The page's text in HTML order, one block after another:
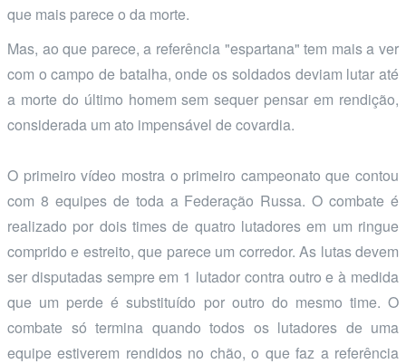
que mais parece o da morte.
Mas, ao que parece, a referência "espartana" tem mais a ver
com o campo de batalha, onde os soldados deviam lutar até
a morte do último homem sem sequer pensar em rendição,
considerada um ato impensável de covardia.
O primeiro vídeo mostra o primeiro campeonato que contou
com 8 equipes de toda a Federação Russa. O combate é
realizado por dois times de quatro lutadores em um ringue
comprido e estreito, que parece um corredor. As lutas devem
ser disputadas sempre em 1 lutador contra outro e à medida
que um perde é substituído por outro do mesmo time. O
combate só termina quando todos os lutadores de uma
equipe estiverem rendidos no chão, o que faz a referência